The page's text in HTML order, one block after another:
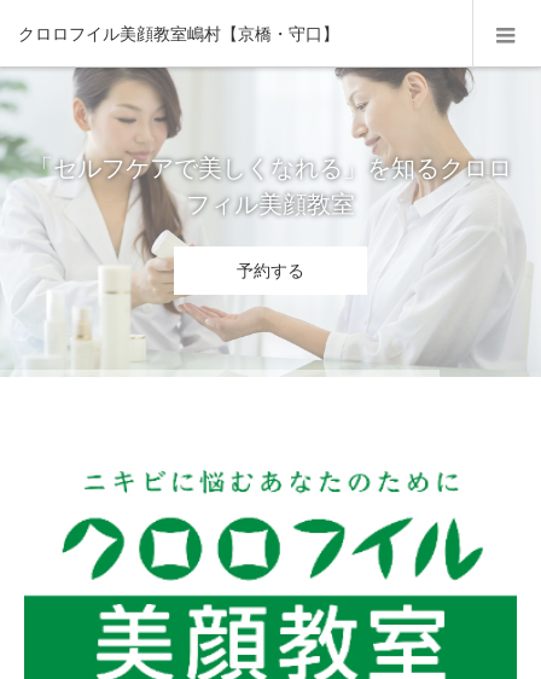
クロロフイル美顔教室嶋村【京橋・守口】
「セルフケアで美しくなれる」を知るクロロ
フィル美顔教室
予約する